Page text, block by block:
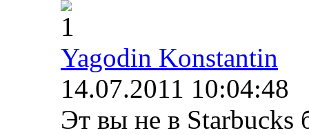
1
Yagodin Konstantin
14.07.2011 10:04:48
Эт вы не в